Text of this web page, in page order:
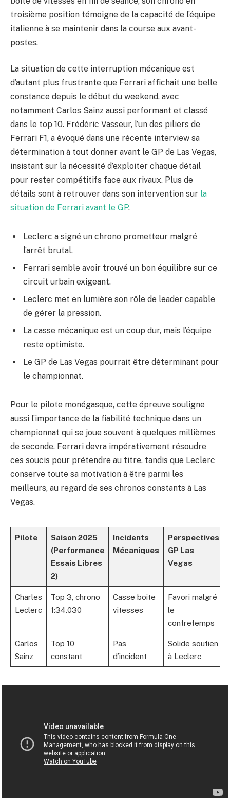
troisième position témoigne de la capacité de l’équipe
italienne à se maintenir dans la course aux avant-
postes.
La situation de cette interruption mécanique est
d’autant plus frustrante que Ferrari affichait une belle
constance depuis le début du weekend, avec
notamment Carlos Sainz aussi performant et classé
dans le top 10. Frédéric Vasseur, l’un des piliers de
Ferrari F1, a évoqué dans une récente interview sa
détermination à tout donner avant le GP de Las Vegas,
insistant sur la nécessité d’exploiter chaque détail
pour rester compétitifs face aux rivaux. Plus de
détails sont à retrouver dans son intervention sur la
situation de Ferrari avant le GP.
Leclerc a signé un chrono prometteur malgré
l’arrêt brutal.
Ferrari semble avoir trouvé un bon équilibre sur ce
circuit urbain exigeant.
Leclerc met en lumière son rôle de leader capable
de gérer la pression.
La casse mécanique est un coup dur, mais l’équipe
reste optimiste.
Le GP de Las Vegas pourrait être déterminant pour
le championnat.
Pour le pilote monégasque, cette épreuve souligne
aussi l’importance de la fiabilité technique dans un
championnat qui se joue souvent à quelques millièmes
de seconde. Ferrari devra impérativement résoudre
ces soucis pour prétendre au titre, tandis que Leclerc
conserve toute sa motivation à être parmi les
meilleurs, au regard de ses chronos constants à Las
Vegas.
Pilote
Saison 2025
(Performance
Essais Libres
2)
Incidents
Mécaniques
Perspectives
GP Las
Vegas
Charles
Leclerc
Top 3, chrono
1:34.030
Casse boîte
vitesses
Favori malgré
le
contretemps
Carlos
Sainz
Top 10
constant
Pas
d’incident
Solide soutien
à Leclerc